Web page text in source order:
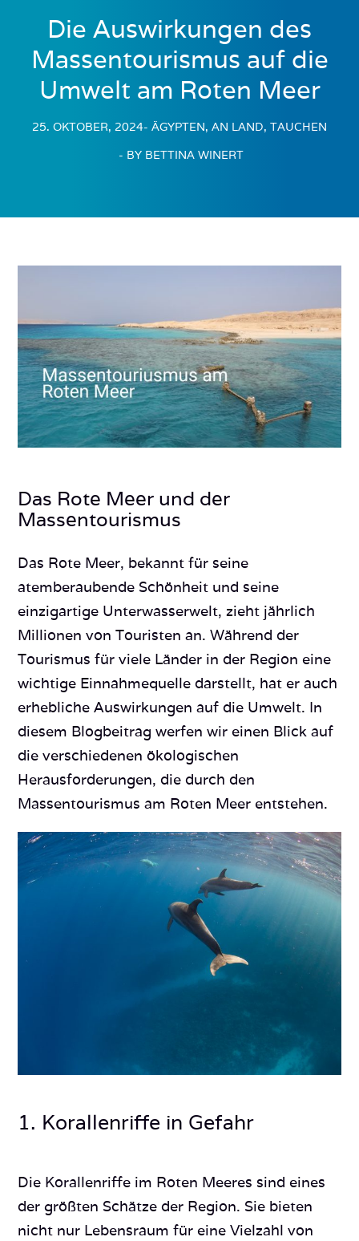
Die Auswirkungen des
Massentourismus auf die
Umwelt am Roten Meer
25. OKTOBER, 2024- ÄGYPTEN, AN LAND, TAUCHEN
- BY BETTINA WINERT
Das Rote Meer und der
Massentourismus
Das Rote Meer, bekannt für seine
atemberaubende Schönheit und seine
einzigartige Unterwasserwelt, zieht jährlich
Millionen von Touristen an. Während der
Tourismus für viele Länder in der Region eine
wichtige Einnahmequelle darstellt, hat er auch
erhebliche Auswirkungen auf die Umwelt. In
diesem Blogbeitrag werfen wir einen Blick auf
die verschiedenen ökologischen
Herausforderungen, die durch den
Massentourismus am Roten Meer entstehen.
1. Korallenriffe in Gefahr
Die Korallenriffe im Roten Meeres sind eines
der größten Schätze der Region. Sie bieten
nicht nur Lebensraum für eine Vielzahl von